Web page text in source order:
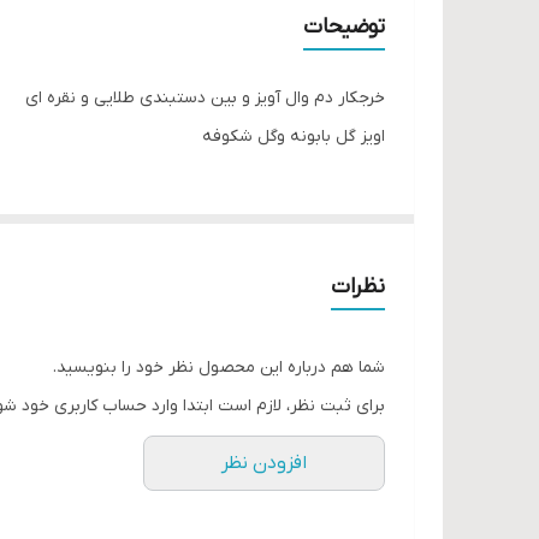
توضیحات
خرجکار دم وال آویز و بین دستبندی طلایی و نقره ای
اویز گل بابونه و‌گل شکوفه
نظرات
شما هم درباره این محصول نظر خود را بنویسید.
برای ثبت نظر، لازم است ابتدا وارد حساب کاربری خود
افزودن نظر